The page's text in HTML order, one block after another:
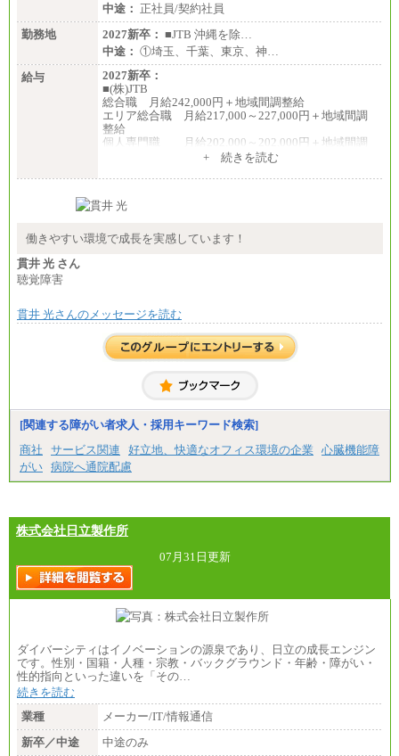
中途： 正社員/契約社員
勤務地
2027新卒： ■JTB 沖縄を除…
中途： ①埼玉、千葉、東京、神…
給与
2027新卒：
■(株)JTB
総合職 月給242,000円＋地域間調整給
エリア総合職 月給217,000～227,000円＋地域間調
整給
個人専門職 月給202,000～202,000円＋地域間調
総合職 月給208,000～235,000円
※詳細はJTBキャリアサイトよりご確認ください。
総合職 月給220,000～230,000円＋地域間調整給
整給
※詳細はJTBキャリアサイトよりご確認ください。
■(株)JTBコミュニケーションデザイン
総合職 月給230,000円
みなし残業手当：20,000円（一律支給）※みなし
残業手当の残業時間は10.43時間。
間に応じて、時間外手当等を支給。
エリアサポート職 月給188,000円
■（株）JTBグローバルマーケティング＆トラベル
訪日事業職 月給202,000～227,000円＋地域間調整
給
※詳細はJTBキャリアサイトよりご確認ください。
■(株)JTBビジネストランスフォーム
総合職 月給205,000～225,000円＋地域間調整給
※詳細はJTBキャリアサイトよりご確認ください。
■(株)JTBデータサービス ※2027年新卒募集終了
※詳細はJTBキャリアサイトよりご確認ください。
■I&Jデジタルイノベーション(株)
総合職 月給224,500～242,600円＋地域手当
+ 続きを読む
働きやすい環境で成長を実感しています！
貫井 光 さん
聴覚障害
貫井 光さんのメッセージを読む
[関連する障がい者求人・採用キーワード検索]
商社
サービス関連 好立地、快適なオフィス環境の企業
心臓機能障
がい 病院へ通院配慮
株式会社日立製作所
07月31日更新
ダイバーシティはイノベーションの源泉であり、日立の成長エンジン
です。性別・国籍・人種・宗教・バックグラウンド・年齢・障がい・
性的指向といった違いを「その…
続きを読む
業種
メーカー/IT/情報通信
新卒／中途
中途のみ